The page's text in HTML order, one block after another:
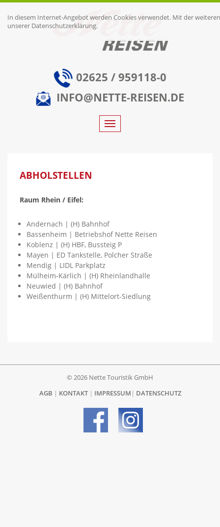
In diesem Internet-Angebot werden Cookies verwendet. Mit der
unserer Datenschutzerklärung.
02625 / 959118-0
INFO@NETTE-REISEN.DE
Toggle
navigation
ABHOLSTELLEN
Raum Rhein / Eifel:
Andernach | (H) Bahnhof
Bassenheim | Betriebshof Nette Reisen
Koblenz | (H) HBF, Bussteig P
Mayen | ED Tankstelle, Polcher Straße
Mendig | LIDL Parkplatz
Mülheim-Kärlich | (H) Rheinlandhalle
Neuwied | (H) Bahnhof
Weißenthurm | (H) Mittelort-Siedlung
© 2026 Nette Touristik GmbH
AGB | KONTAKT | IMPRESSUM | DATENSCHUTZ